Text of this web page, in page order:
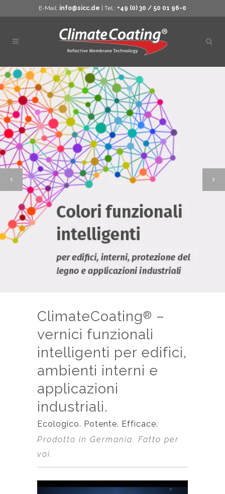
E-Mail: info@sicc.de | Tel.: +49 (0) 30 / 50 01 96-0
Apri
ClimateCoating® –
vernici funzionali
intelligenti per edifici,
ambienti interni e
applicazioni
industriali.
Ecologico. Potente. Efficace.
Prodotto in Germania. Fatto per
voi.